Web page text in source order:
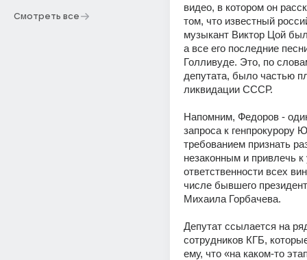
Смотреть все
видео, в котором он
том, что известный
музыкант Виктор Цой
а все его последние
Голливуде. Это, по
депутата, было частью
ликвидации СССР.
Напомним, Федоров -
запроса к генпрокурору
требованием признать
незаконным и привлечь к
ответственности всех
числе бывшего
Михаила Горбачева.
Депутат ссылается на
сотрудников КГБ,
ему, что «на каком-то